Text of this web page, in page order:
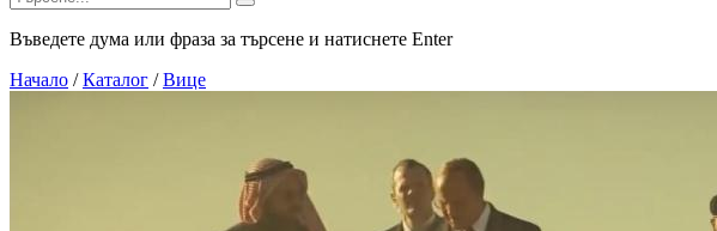
Въведете дума или фраза за търсене и натиснете Enter
Начало / Каталог / Вице